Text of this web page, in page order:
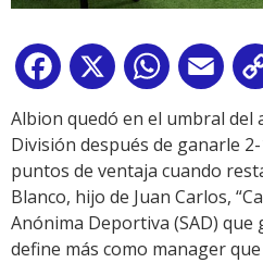
Facebook
X WhatsApp
Albion quedó en el umbral del
División después de ganarle
puntos de ventaja cuando
Blanco, hijo de Juan Carlos,
Anónima Deportiva (SAD)
define más como manager